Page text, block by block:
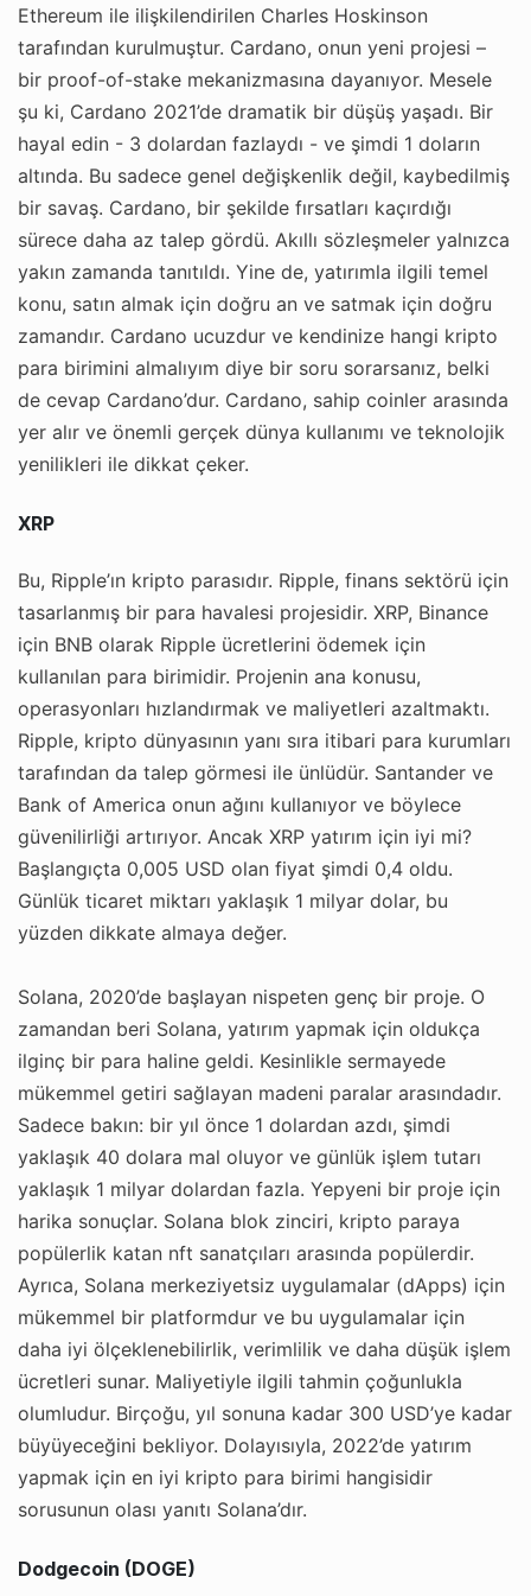
Ethereum ile ilişkilendirilen Charles Hoskinson
tarafından kurulmuştur. Cardano, onun yeni projesi –
bir proof-of-stake mekanizmasına dayanıyor. Mesele
şu ki, Cardano 2021’de dramatik bir düşüş yaşadı. Bir
hayal edin - 3 dolardan fazlaydı - ve şimdi 1 doların
altında. Bu sadece genel değişkenlik değil, kaybedilmiş
bir savaş. Cardano, bir şekilde fırsatları kaçırdığı
sürece daha az talep gördü. Akıllı sözleşmeler yalnızca
yakın zamanda tanıtıldı. Yine de, yatırımla ilgili temel
konu, satın almak için doğru an ve satmak için doğru
zamandır. Cardano ucuzdur ve kendinize hangi kripto
para birimini almalıyım diye bir soru sorarsanız, belki
de cevap Cardano’dur. Cardano, sahip coinler arasında
yer alır ve önemli gerçek dünya kullanımı ve teknolojik
yenilikleri ile dikkat çeker.
XRP
Bu, Ripple’ın kripto parasıdır. Ripple, finans sektörü için
tasarlanmış bir para havalesi projesidir. XRP, Binance
için BNB olarak Ripple ücretlerini ödemek için
kullanılan para birimidir. Projenin ana konusu,
operasyonları hızlandırmak ve maliyetleri azaltmaktı.
Ripple, kripto dünyasının yanı sıra itibari para kurumları
tarafından da talep görmesi ile ünlüdür. Santander ve
Bank of America onun ağını kullanıyor ve böylece
güvenilirliği artırıyor. Ancak XRP yatırım için iyi mi?
Başlangıçta 0,005 USD olan fiyat şimdi 0,4 oldu.
Günlük ticaret miktarı yaklaşık 1 milyar dolar, bu
yüzden dikkate almaya değer.
Solana, 2020’de başlayan nispeten genç bir proje. O
zamandan beri Solana, yatırım yapmak için oldukça
ilginç bir para haline geldi. Kesinlikle sermayede
mükemmel getiri sağlayan madeni paralar arasındadır.
Sadece bakın: bir yıl önce 1 dolardan azdı, şimdi
yaklaşık 40 dolara mal oluyor ve günlük işlem tutarı
yaklaşık 1 milyar dolardan fazla. Yepyeni bir proje için
harika sonuçlar. Solana blok zinciri, kripto paraya
popülerlik katan nft sanatçıları arasında popülerdir.
Ayrıca, Solana merkeziyetsiz uygulamalar (dApps) için
mükemmel bir platformdur ve bu uygulamalar için
daha iyi ölçeklenebilirlik, verimlilik ve daha düşük işlem
ücretleri sunar. Maliyetiyle ilgili tahmin çoğunlukla
olumludur. Birçoğu, yıl sonuna kadar 300 USD’ye kadar
büyüyeceğini bekliyor. Dolayısıyla, 2022’de yatırım
yapmak için en iyi kripto para birimi hangisidir
sorusunun olası yanıtı Solana’dır.
Dodgecoin (DOGE)